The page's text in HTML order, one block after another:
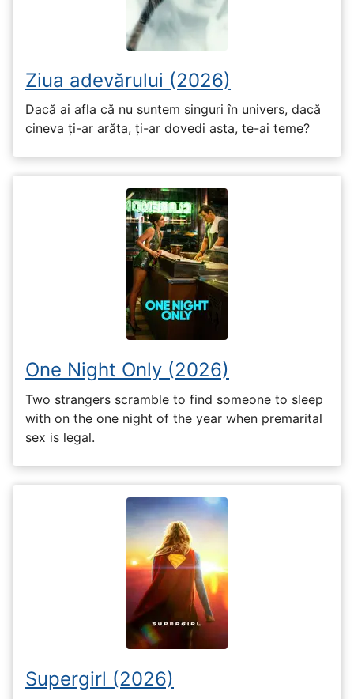
Ziua adevărului (2026)
Dacă ai afla că nu suntem singuri în univers, dacă
cineva ți-ar arăta, ți-ar dovedi asta, te-ai teme?
One Night Only (2026)
Two strangers scramble to find someone to sleep
with on the one night of the year when premarital
sex is legal.
Supergirl (2026)